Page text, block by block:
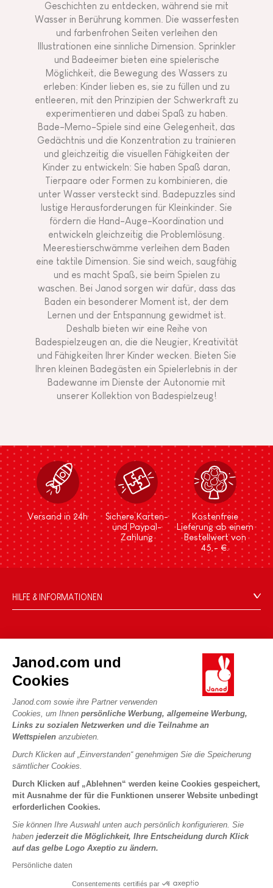
Janod.com und
Cookies
Janod.com sowie ihre Partner verwenden
Cookies, um Ihnen persönliche Werbung, allgemeine Werbung,
Links zu sozialen Netzwerken und die Teilnahme an
Wettspielen anzubieten.
Durch Klicken auf „Einverstanden“ genehmigen Sie die Speicherung
sämtlicher Cookies.
Durch Klicken auf „Ablehnen“ werden keine Cookies gespeichert,
mit Ausnahme der für die Funktionen unserer Website unbedingt
erforderlichen Cookies.
Sie können Ihre Auswahl unten auch persönlich konfigurieren. Sie
haben jederzeit die Möglichkeit, Ihre Entscheidung durch Klick
auf das gelbe Logo Axeptio zu ändern.
Persönliche daten
Consentements certifiés par
Geschichten zu entdecken, während sie mit
Wasser in Berührung kommen. Die wasserfesten
und farbenfrohen Seiten verleihen den
Illustrationen eine sinnliche Dimension. Sprinkler
und Badeeimer bieten eine spielerische
Möglichkeit, die Bewegung des Wassers zu
erleben: Kinder lieben es, sie zu füllen und zu
entleeren, mit den Prinzipien der Schwerkraft zu
experimentieren und dabei Spaß zu haben.
Bade-Memo-Spiele sind eine Gelegenheit, das
Gedächtnis und die Konzentration zu trainieren
und gleichzeitig die visuellen Fähigkeiten der
Kinder zu entwickeln: Sie haben Spaß daran,
Tierpaare oder Formen zu kombinieren, die
unter Wasser versteckt sind. Badepuzzles sind
lustige Herausforderungen für Kleinkinder. Sie
fördern die Hand-Auge-Koordination und
entwickeln gleichzeitig die Problemlösung.
Meerestierschwämme verleihen dem Baden
eine taktile Dimension. Sie sind weich, saugfähig
und es macht Spaß, sie beim Spielen zu
waschen. Bei Janod sorgen wir dafür, dass das
Baden ein besonderer Moment ist, der dem
Lernen und der Entspannung gewidmet ist.
Deshalb bieten wir eine Reihe von
Badespielzeugen an, die die Neugier, Kreativität
und Fähigkeiten Ihrer Kinder wecken. Bieten Sie
Ihren kleinen Badegästen ein Spielerlebnis in der
Badewanne im Dienste der Autonomie mit
unserer Kollektion von Badespielzeug!
Versand in 24h
Sichere Karten-
und Paypal-
Zahlung
Kostenfreie
Lieferung ab einem
Bestellwert von
45,- €.
HILFE & INFORMATIONEN
FAQ
Kontakt
Händler
Persönliche daten
Cookies
Nutzungsbedingungen #YesJanod
Die Geschichte
Unsere Expertise
CSR-Verpflichtungen
Was ist FSC®?
UNSERE LEISTUNGEN
Sicheres Bezahlen
Lieferbedingungen
Spielregeln und Anleitungen
Lose Stücke
Kinderaktivitäten zum Download
PROFESSIONAL
Pressekontakte